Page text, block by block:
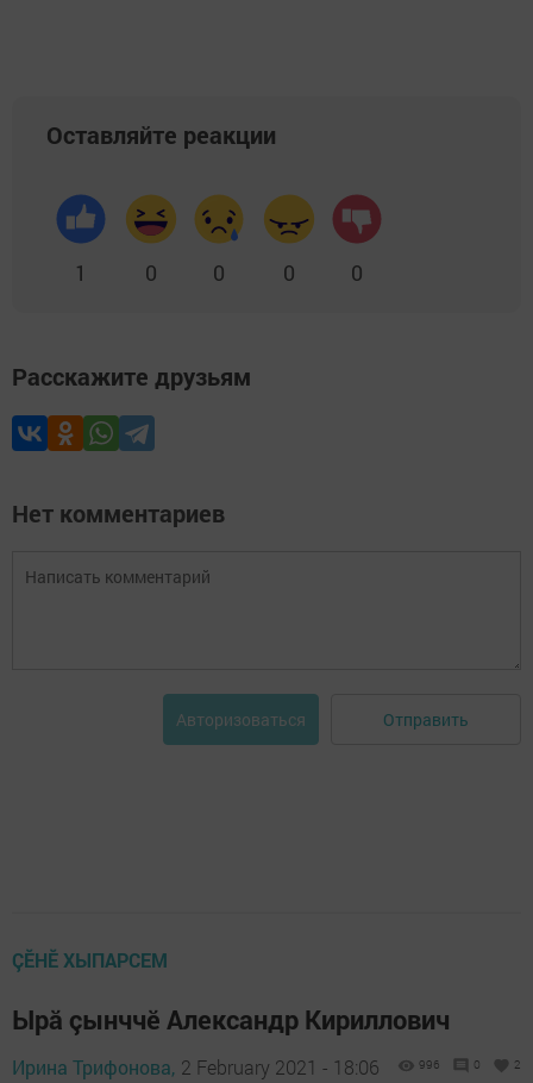
Оставляйте реакции
1 0 0 0 0
Расскажите друзьям
Нет комментариев
Авторизоваться Отправить
ÇӖНӖ ХЫПАРСЕМ
Ырă çынччӗ Александр Кириллович
Ирина Трифонова, 2 February 2021 - 18:06 996 0 2